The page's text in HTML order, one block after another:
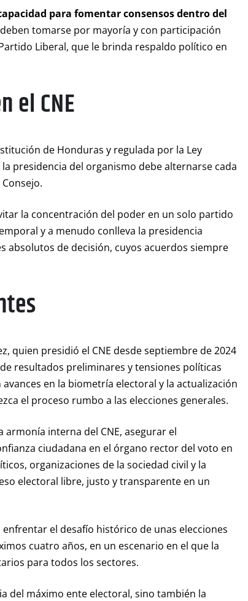
para fomentar consensos dentro del
tomarse por mayoría y con participación
Liberal, que le brinda respaldo político en
el CNE
de Honduras y regulada por la Ley
presidencia del organismo debe alternarse cada
la concentración del poder en un solo partido
y a menudo conlleva la presidencia
absolutos de decisión, cuyos acuerdos siempre
quien presidió el CNE desde septiembre de 2024
resultados preliminares y tensiones políticas
en la biometría electoral y la actualización
el proceso rumbo a las elecciones generales.
interna del CNE, asegurar el
ciudadana en el órgano rector del voto en
organizaciones de la sociedad civil y la
electoral libre, justo y transparente en un
el desafío histórico de unas elecciones
cuatro años, en un escenario en el que la
para todos los sectores.
del máximo ente electoral, sino también la